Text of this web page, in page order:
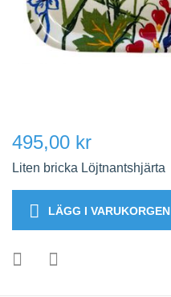
495,00 kr
Liten bricka Löjtnantshjärta
LÄGG I VARUKORGEN